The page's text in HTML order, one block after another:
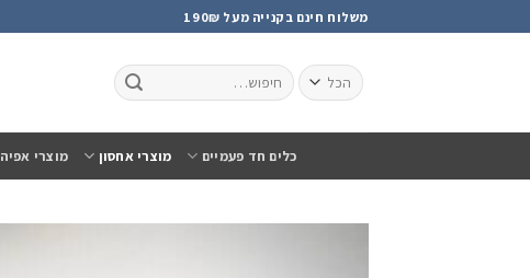
to
משלוח חינם בקנייה מעל 190₪
כלים חד פעמיים מוצרי אחסון מוצרי אפיה